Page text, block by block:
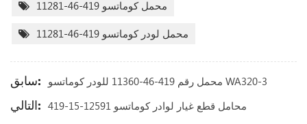
محمل كوماتسو 419-46-11281
محمل لودر كوماتسو 419-46-11281
سابق: محمل رقم 419-46-11360 للودر كوماتسو WA320-3
التالي: 419-15-12591 محامل قطع غيار لوادر كوماتسو